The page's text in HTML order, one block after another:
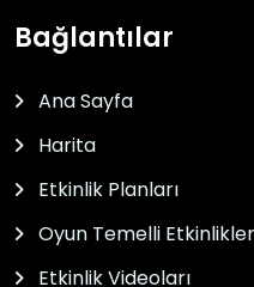
Bağlantılar
Ana Sayfa
Harita
Etkinlik Planları
Oyun Temelli Etkinlikler
Etkinlik Videoları